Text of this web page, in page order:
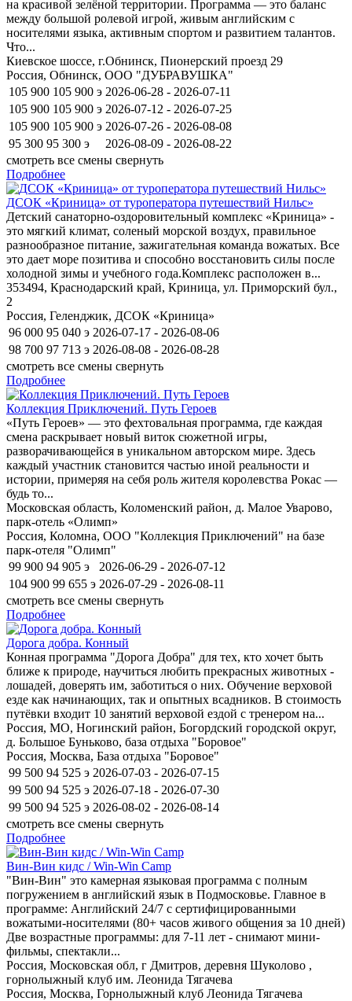
на красивой зелёной территории. Программа — это баланс
между большой ролевой игрой, живым английским с
носителями языка, активным спортом и развитием талантов.
Что...
Киевское шоссе, г.Обнинск, Пионерский проезд 29
Россия, Обнинск, ООО "ДУБРАВУШКА"
105 900 105 900 э 2026-06-28 - 2026-07-11
105 900 105 900 э 2026-07-12 - 2026-07-25
105 900 105 900 э 2026-07-26 - 2026-08-08
95 300 95 300 э
2026-08-09 - 2026-08-22
смотреть все смены свернуть
Подробнее
ДСОК «Криница» от туроператора путешествий Нильс»
Детский санаторно-оздоровительный комплекс «Криница» -
это мягкий климат, соленый морской воздух, правильное
разнообразное питание, зажигательная команда вожатых. Все
это дает море позитива и способно восстановить силы после
холодной зимы и учебного года.Комплекс расположен в...
353494, Краснодарский край, Криница, ул. Приморский бул.,
2
Россия, Геленджик, ДСОК «Криница»
96 000 95 040 э 2026-07-17 - 2026-08-06
98 700 97 713 э 2026-08-08 - 2026-08-28
смотреть все смены свернуть
Подробнее
Коллекция Приключений. Путь Героев
«Путь Героев» — это фехтовальная программа, где каждая
смена раскрывает новый виток сюжетной игры,
разворачивающейся в уникальном авторском мире. Здесь
каждый участник становится частью иной реальности и
истории, примеряя на себя роль жителя королевства Рокас —
будь то...
Московская область, Коломенский район, д. Малое Уварово,
парк-отель «Олимп»
Россия, Коломна, ООО "Коллекция Приключений" на базе
парк-отеля "Олимп"
99 900 94 905 э
2026-06-29 - 2026-07-12
104 900 99 655 э 2026-07-29 - 2026-08-11
смотреть все смены свернуть
Подробнее
Дорога добра. Конный
Конная программа "Дорога Добра" для тех, кто хочет быть
ближе к природе, научиться любить прекрасных животных -
лошадей, доверять им, заботиться о них. Обучение верховой
езде как начинающих, так и опытных всадников. В стоимость
путёвки входит 10 занятий верховой ездой с тренером на...
Россия, МО, Ногинский район, Богордский городской округ,
д. Большое Буньково, база отдыха "Боровое"
Россия, Москва, База отдыха "Боровое"
99 500 94 525 э 2026-07-03 - 2026-07-15
99 500 94 525 э 2026-07-18 - 2026-07-30
99 500 94 525 э 2026-08-02 - 2026-08-14
смотреть все смены свернуть
Подробнее
Вин-Вин кидс / Win-Win Camp
"Вин-Вин" это камерная языковая программа с полным
погружением в английский язык в Подмосковье. Главное в
программе: Английский 24/7 с сертифицированными
вожатыми-носителями (80+ часов живого общения за 10 дней)
Две возрастные программы: для 7-11 лет - снимают мини-
фильмы, спектакли...
Россия, Московская обл, г Дмитров, деревня Шуколово ,
горнолыжный клуб им. Леонида Тягачева
Россия, Москва, Горнолыжный клуб Леонида Тягачева